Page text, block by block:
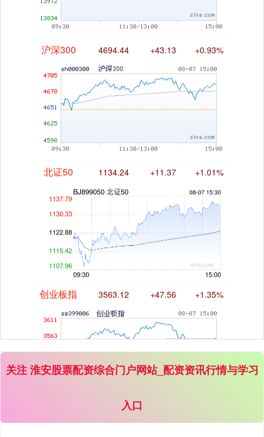
沪深300 4694.44 +43.13 +0.93%
北证50 1134.24 +11.37 +1.01%
创业板指 +1.35%
7242.10
关注 淮安股票配资综合门户网站_配资资讯行情与学习
入口